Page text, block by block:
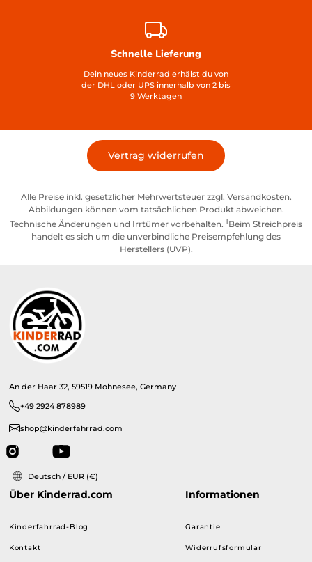
Schnelle Lieferung
Dein neues Kinderrad erhälst du von
der DHL oder UPS innerhalb von 2 bis
9 Werktagen
Vertrag widerrufen
Alle Preise inkl. gesetzlicher Mehrwertsteuer zzgl. Versandkosten.
Abbildungen können vom tatsächlichen Produkt abweichen.
Technische Änderungen und Irrtümer vorbehalten. 1Beim Streichpreis
handelt es sich um die unverbindliche Preisempfehlung des
Herstellers (UVP).
An der Haar 32, 59519 Möhnesee, Germany
+49 2924 878989
shop@kinderfahrrad.com
Deutsch / EUR (€)
Über Kinderrad.com
Kinderfahrrad-Blog
Kontakt
Informationen
Garantie
Widerrufsformular